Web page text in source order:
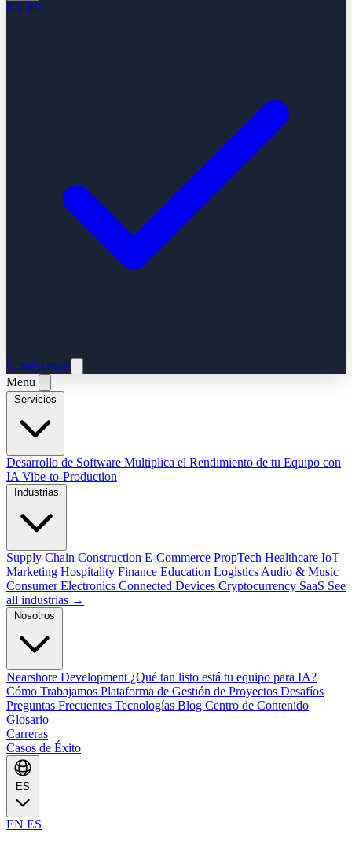
EN ES
Contáctanos
Menu
Desarrollo de Software Multiplica el Rendimiento de tu Equipo con
IA Vibe-to-Production
Supply Chain Construction E-Commerce PropTech Healthcare IoT
Marketing Hospitality Finance Education Logistics Audio & Music
Consumer Electronics Connected Devices Cryptocurrency SaaS See
all industrias →
Nearshore Development ¿Qué tan listo está tu equipo para IA?
Cómo Trabajamos Plataforma de Gestión de Proyectos Desafíos
Preguntas Frecuentes Tecnologías Blog Centro de Contenido
Glosario
Carreras
Casos de Éxito
EN ES